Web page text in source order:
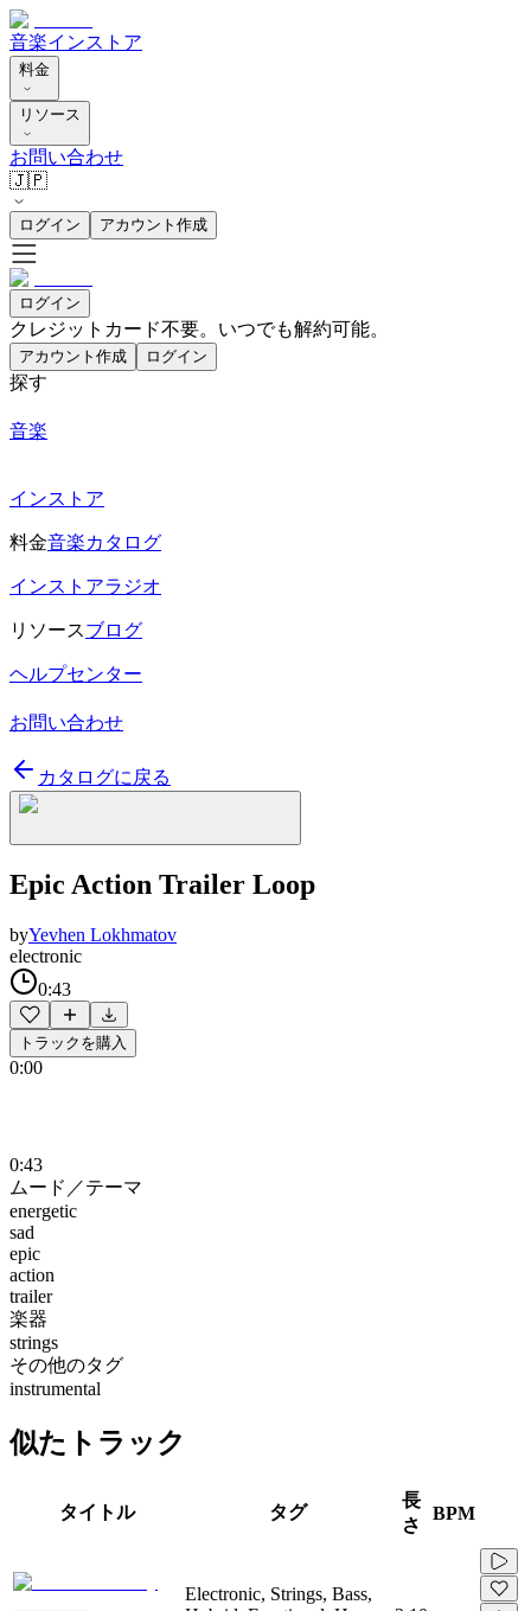
音楽インストア
料金
リソース
お問い合わせ
🇯🇵
ログイン アカウント作成
ログイン
クレジットカード不要。いつでも解約可能。
アカウント作成 ログイン
探す
音楽
インストア
料金音楽カタログ
インストアラジオ
リソースブログ
ヘルプセンター
お問い合わせ
カタログに戻る
Epic Action Trailer Loop
byYevhen Lokhmatov
electronic
0:43
トラックを購入
0:00
0:43
ムード／テーマ
energetic
sad
epic
action
trailer
楽器
strings
その他のタグ
instrumental
似たトラック
タイトル タグ
長
さ
BPM
Electronic, Strings, Bass,